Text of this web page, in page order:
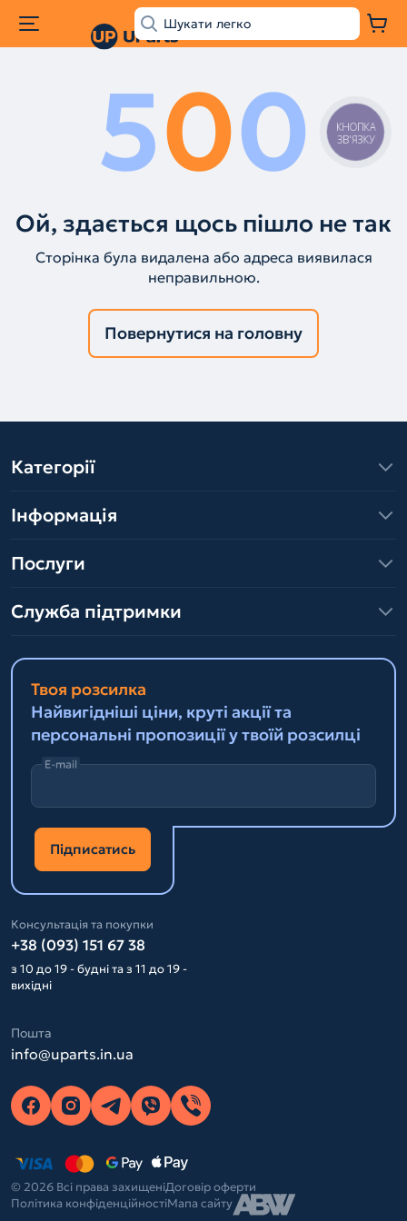
500
Ой, здається щось пішло не так
Сторінка була видалена або адреса виявилася
неправильною.
Повернутися на головну
Категорії
Інформація
Послуги
Служба підтримки
Твоя розсилка
Найвигідніші ціни, круті акції та
персональні пропозиції у твоїй розсилці
E-mail
Підписатись
Консультація та покупки
+38 (093) 151 67 38
з 10 до 19 - будні та з 11 до 19 -
вихідні
Пошта
info@uparts.in.ua
© 2026 Всі права захищеніДоговір оферти
Політика конфіденційностіМапа сайту
КНОПКА
ЗВ'ЯЗКУ